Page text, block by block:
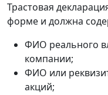
Трастовая
форме и должна
ФИО реального
компании;
ФИО или
акций;